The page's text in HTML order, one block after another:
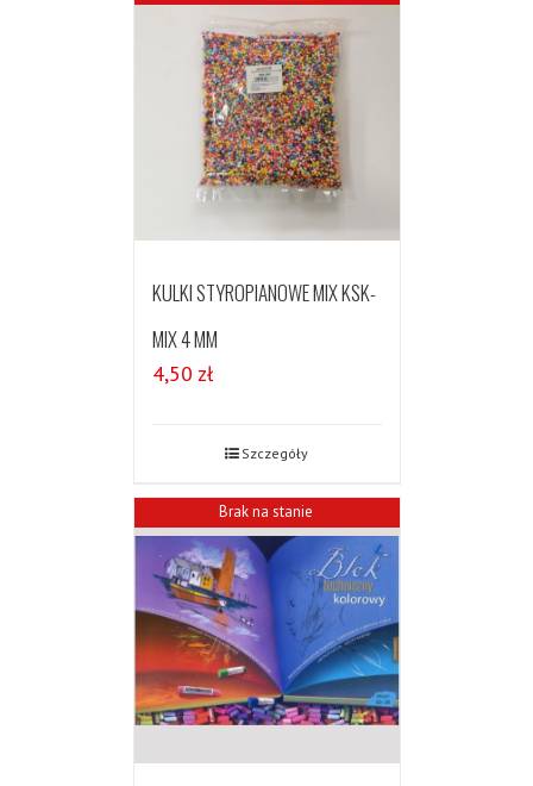
KULKI STYROPIANOWE MIX KSK-
MIX 4 MM
4,50 zł
Szczegóły
Brak na stanie